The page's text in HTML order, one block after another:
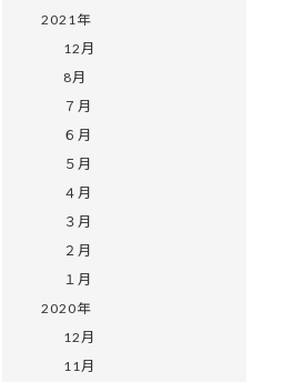
2021年
12月
8月
７月
６月
５月
４月
３月
２月
１月
2020年
12月
11月